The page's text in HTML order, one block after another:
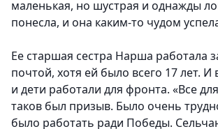
маленькая, но шустрая и однажды
понесла, и она каким-то чудом
Ее старшая сестра Нарша работала
почтой, хотя ей было всего 17 лет.
и дети работали для фронта. «Все
таков был призыв. Было очень
было работать ради Победы.